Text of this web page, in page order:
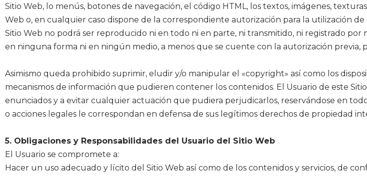
Sitio Web, lo menús, botones de navegación, el código HTML, los textos, imágenes,
Web o, en cualquier caso dispone de la correspondiente autorización para la utilización
Sitio Web no podrá ser reproducido ni en todo ni en parte, ni transmitido, ni registrado
en ninguna forma ni en ningún medio, a menos que se cuente con la autorización previa,
Asimismo queda prohibido suprimir, eludir y/o manipular el «copyright» así como los
mecanismos de información que pudieren contener los contenidos. El Usuario de este
enunciados y a evitar cualquier actuación que pudiera perjudicarlos, reservándose en
o acciones legales le correspondan en defensa de sus legítimos derechos de propiedad
5. Obligaciones y Responsabilidades del Usuario del Sitio Web
El Usuario se compromete a:
Hacer un uso adecuado y lícito del Sitio Web así como de los contenidos y servicios, de